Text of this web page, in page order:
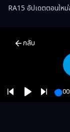
RA15 อัปเดตตอนให
กลับ
RA15 เป็นเว็บไซต์ดู
RA15
RA15 Drama
รวมซีรี่ส์จีน ละ
RA15